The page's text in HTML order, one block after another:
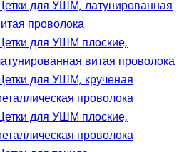
для УШМ, латунированная
проволока
для УШМ плоские,
витая проволока
для УШМ, крученая
проволока
для УШМ плоские,
проволока